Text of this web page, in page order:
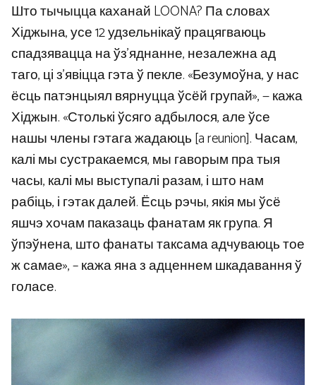
Што тычыцца каханай LOONA? Па словах
Хіджына, усе 12 удзельнікаў працягваюць
спадзявацца на ўз’яднанне, незалежна ад
таго, ці з’явіцца гэта ў пекле. «Безумоўна, у нас
ёсць патэнцыял вярнуцца ўсёй групай», — кажа
Хіджын. «Столькі ўсяго адбылося, але ўсе
нашы члены гэтага жадаюць [a reunion]. Часам,
калі мы сустракаемся, мы гаворым пра тыя
часы, калі мы выступалі разам, і што нам
рабіць, і гэтак далей. Ёсць рэчы, якія мы ўсё
яшчэ хочам паказаць фанатам як група. Я
ўпэўнена, што фанаты таксама адчуваюць тое
ж самае», – кажа яна з адценнем шкадавання ў
голасе.